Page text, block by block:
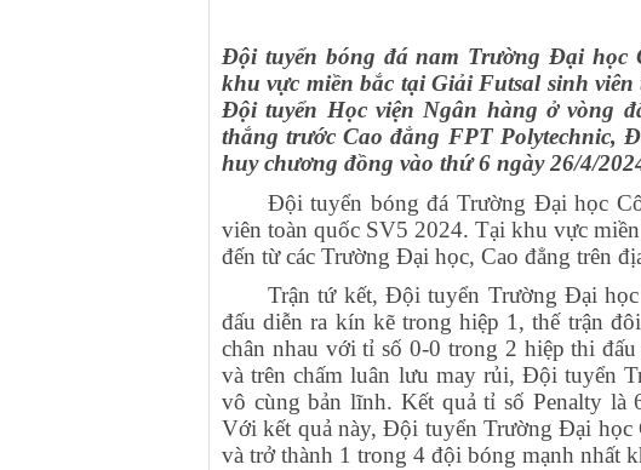
Đội tuyển bóng đá nam Trường Đại
khu vực miền bắc tại Giải Futsal sinh
Đội tuyển Học viện Ngân hàng ở vòng
thắng trước Cao đẳng FPT Polytechnic,
huy chương đồng vào thứ 6 ngày 26/4/
Đội tuyển bóng đá Trường Đại học
viên toàn quốc SV5 2024. Tại khu vực
đến từ các Trường Đại học, Cao đẳng trên
Trận tứ kết, Đội tuyển Trường Đại
đấu diễn ra kín kẽ trong hiệp 1, thế trận
chân nhau với tỉ số 0-0 trong 2 hiệp thi
và trên chấm luân lưu may rủi, Đội tuyển
vô cùng bản lĩnh. Kết quả tỉ số Penalty
Với kết quả này, Đội tuyển Trường Đại học
và trở thành 1 trong 4 đội bóng mạnh nhất